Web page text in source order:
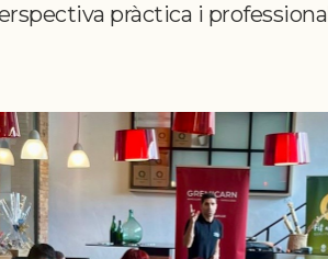
pràctica i